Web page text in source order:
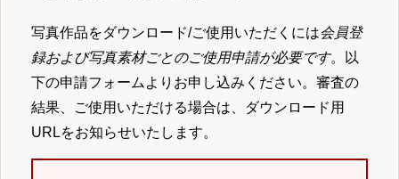
写真作品をダウンロード/ご使用いただくには会員登
録および写真素材ごとのご使用申請が必要です。以
下の申請フォームよりお申し込みください。審査の
結果、ご使用いただける場合は、ダウンロード用
URLをお知らせいたします。